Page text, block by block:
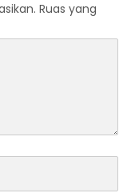
Ruas yang